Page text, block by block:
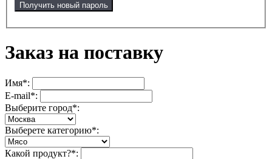
Получить новый пароль
Заказ на поставку
Имя*:
E-mail*:
Выберите город*:
Выберете категорию*:
Какой продукт?*: